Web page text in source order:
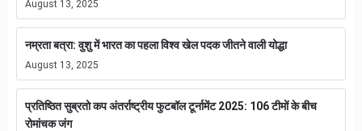
August 13, 2025
नम्रता बत्रा: वुशु में भारत का पहला विश्व खेल पदक जीतने वाली योद्धा
August 13, 2025
प्रतिष्ठित सुब्रतो कप अंतर्राष्ट्रीय फुटबॉल टूर्नामेंट 2025: 106 टीमों के बीच
रोमांचक जंग